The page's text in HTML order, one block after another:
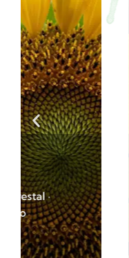
Botánica
Ahuehuetes ·
Reforestación ·
árbolado urbano
Ver más